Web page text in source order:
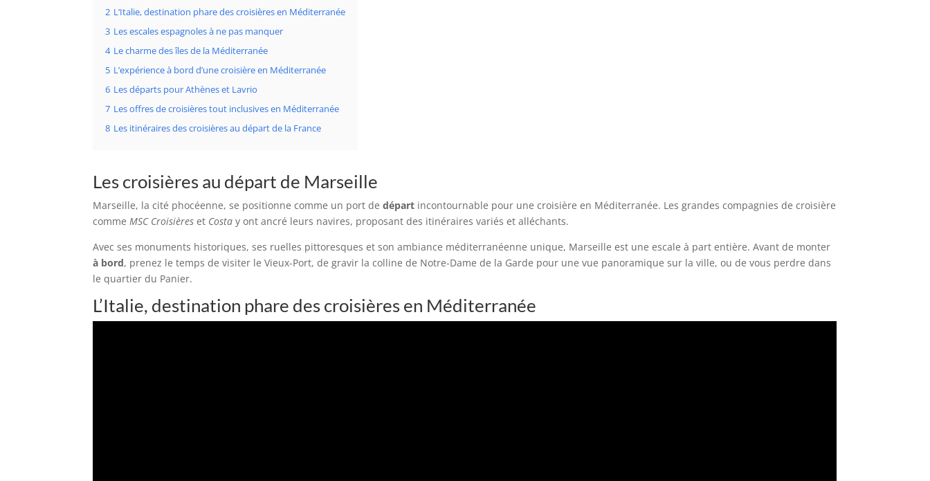
2 L’Italie, destination phare des croisières en Méditerranée
3 Les escales espagnoles à ne pas manquer
4 Le charme des îles de la Méditerranée
5 L’expérience à bord d’une croisière en Méditerranée
6 Les départs pour Athènes et Lavrio
7 Les offres de croisières tout inclusives en Méditerranée
8 Les itinéraires des croisières au départ de la France
Les croisières au départ de Marseille
Marseille, la cité phocéenne, se positionne comme un port dedépart incontournable pour une croisière en Méditerranée. Les grandes compagnies de croisière
commeMSC Croisières et Costa y ont ancré leurs navires, proposant des itinéraires variés et alléchants.
Avec ses monuments historiques, ses ruelles pittoresques et son ambiance méditerranéenne unique, Marseille est une escale à part entière. Avant de monter
à bord, prenez le temps de visiter le Vieux-Port, de gravir la colline de Notre-Dame de la Garde pour une vue panoramique sur la ville, ou de vous perdre dans
le quartier du Panier.
L’Italie, destination phare des croisières en Méditerranée